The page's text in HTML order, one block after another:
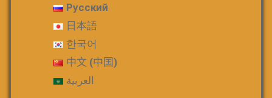
Русский
日本語
한국어
中文 (中国)
العربية